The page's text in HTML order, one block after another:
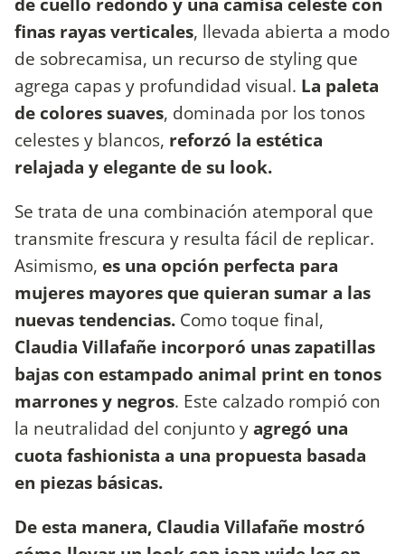
finas rayas verticales, llevada abierta a modo
de sobrecamisa, un recurso de styling que
agrega capas y profundidad visual. La paleta
de colores suaves, dominada por los tonos
celestes y blancos, reforzó la estética
relajada y elegante de su look.
Se trata de una combinación atemporal que
transmite frescura y resulta fácil de replicar.
Asimismo, es una opción perfecta para
mujeres mayores que quieran sumar a las
nuevas tendencias. Como toque final,
Claudia Villafañe incorporó unas zapatillas
bajas con estampado animal print en tonos
marrones y negros. Este calzado rompió con
la neutralidad del conjunto yagregó una
cuota fashionista a una propuesta basada
en piezas básicas.
De esta manera, Claudia Villafañe mostró